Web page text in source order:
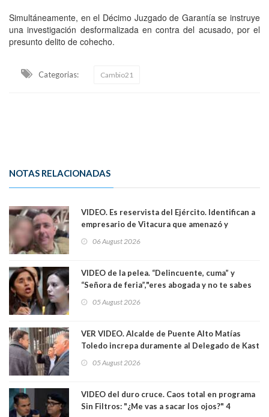
Simultáneamente, en el Décimo Juzgado de Garantía se instruye
una investigación desformalizada en contra del acusado, por el
presunto delito de cohecho.
Categorias: Cambio21
NOTAS RELACIONADAS
VIDEO. Es reservista del Ejército. Identifican a
empresario de Vitacura que amenazó y
al "ring raja". Se trata de Andrés Arrieta y la
06 August 2026
VIDEO de la pelea. “Delincuente, cuma” y
“Señora de feria”,"eres abogada y no te sabes
senadoras Camila Flores y Fabiola Campillai en
05 August 2026
VER VIDEO. Alcalde de Puente Alto Matías
Toledo increpa duramente al Delegado de Kast
delegado nuevamente arrancando"
05 August 2026
VIDEO del duro cruce. Caos total en programa
Sin Filtros: "¿Me vas a sacar los ojos?" 4